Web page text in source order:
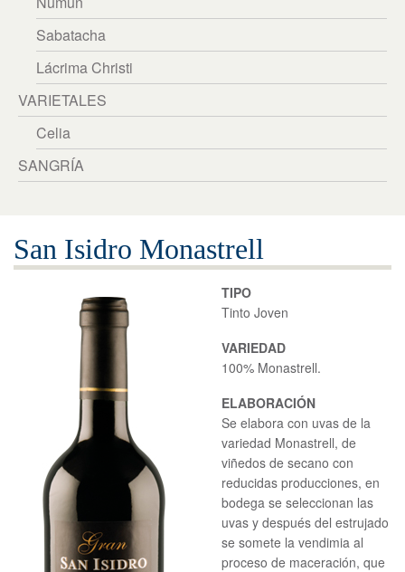
Sabatacha
Lácrima Christi
VARIETALES
Celia
SANGRÍA
San Isidro Monastrell
TIPO
Tinto Joven
VARIEDAD
100% Monastrell.
ELABORACIÓN
Se elabora con uvas de la
variedad Monastrell, de
viñedos de secano con
reducidas producciones, en
bodega se seleccionan las
uvas y después del estrujado
se somete la vendimia al
proceso de maceración, que